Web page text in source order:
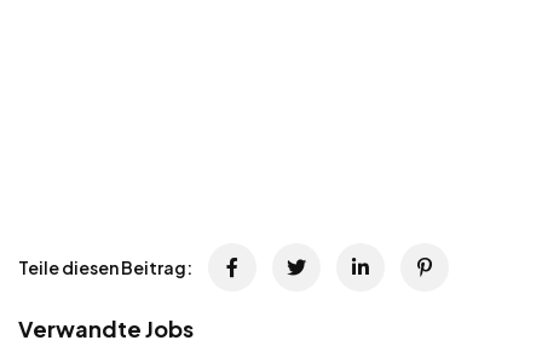
Teile diesen Beitrag:
Verwandte Jobs